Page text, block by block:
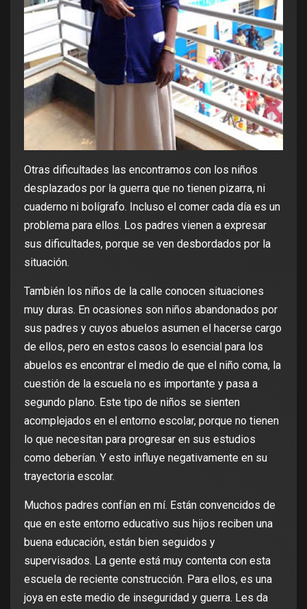
Otras dificultades las encontramos con los niños
desplazados por la guerra que no tienen pizarra, ni
cuaderno ni bolígrafo. Incluso el comer cada día es un
problema para ellos. Los padres vienen a expresar
sus dificultades, porque se ven desbordados por la
situación.
También los niños de la calle conocen situaciones
muy duras. En ocasiones son niños abandonados por
sus padres y cuyos abuelos asumen el hacerse cargo
de ellos, pero en estos casos lo esencial para los
abuelos es encontrar el medio de que el niño coma, la
cuestión de la escuela no es importante y pasa a
segundo plano. Este tipo de niños se sienten
acomplejados en el entorno escolar, porque no tienen
lo que necesitan para progresar en sus estudios
como deberían. Y esto influye negativamente en su
trayectoria escolar.
Muchos padres confían en mí. Están convencidos de
que en este entorno educativo sus hijos reciben una
buena educación, están bien seguidos y
supervisados. La gente está muy contenta con esta
escuela de reciente construcción. Para ellos, es una
joya en este medio de inseguridad y guerra. Les da